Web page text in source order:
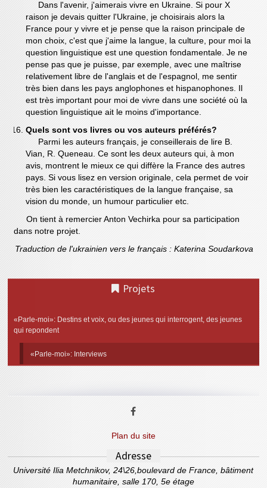
Dans l'avenir, j'aimerais vivre en Ukraine. Si pour X
raison je devais quitter l'Ukraine, je choisirais alors la
France pour y vivre et je pense que la raison principale de
mon choix, c'est que j'aime la langue, la culture, pour moi la
question linguistique est une question fondamentale. Je ne
pense pas que je puisse, par exemple, avec une maîtrise
relativement libre de l'anglais et de l'espagnol, me sentir
très bien dans les pays anglophones et hispanophones. Il
est très important pour moi de vivre dans une société où la
question linguistique ait le moins d'importance.
Quels sont vos livres ou vos auteurs préférés?
Parmi les auteurs français, je conseillerais de lire B.
Vian, R. Queneau. Ce sont les deux auteurs qui, à mon
avis, montrent le mieux ce qui diffère la France des autres
pays. Si vous lisez en version originale, cela permet de voir
très bien les caractéristiques de la langue française, sa
vision du monde, un humour particulier etc.
On tient à remercier Anton Vechirka pour sa participation
dans notre projet.
Traduction de l'ukrainien vers le français : Katerina Soudarkova
Projets
«Parle-moi»: Destins et voix, ou des jeunes qui interrogent, des jeunes
qui repondent
«Parle-moi»: Interviews
Plan du site
Adresse
Université Ilia Metchnikov, 24\26,boulevard de France, bâtiment
humanitaire, salle 170, 5e étage